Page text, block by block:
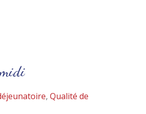
, Qualité de